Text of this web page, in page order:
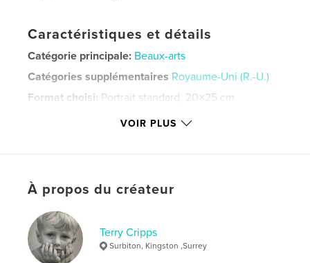
Caractéristiques et détails
Catégorie principale: Beaux-arts
Catégories supplémentaires Royaume-Uni (R.-U.)
Format choisi: Portrait standard, 20×25 cm
LangueEnglish
Mots-clés
responses London ,
Invention
VOIR PLUS
À propos du créateur
Terry Cripps
Surbiton, Kingston ,Surrey